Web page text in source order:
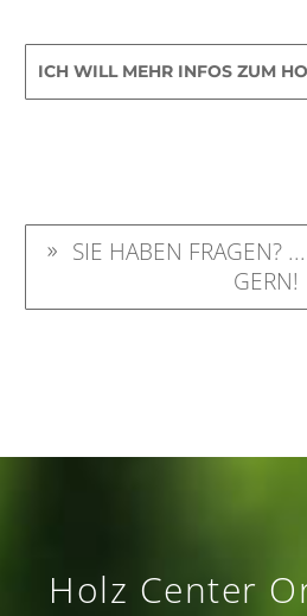
ICH WILL MEHR INFOS ZUM
9
SIE HABEN FRAGEN?
GERN!
Holz Center